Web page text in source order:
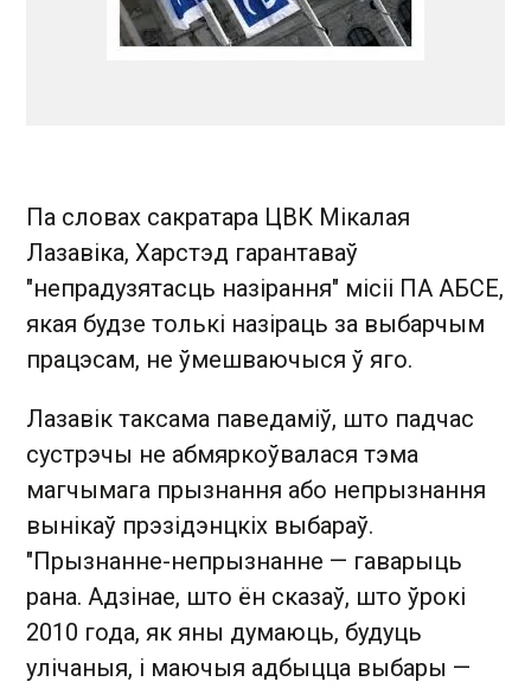
Па словах сакратара ЦВК Мікалая
Лазавіка, Харстэд гарантаваў
"непрадузятасць назірання" місіі ПА АБСЕ,
якая будзе толькі назіраць за выбарчым
працэсам, не ўмешваючыся ў яго.
Лазавік таксама паведаміў, што падчас
сустрэчы не абмяркоўвалася тэма
магчымага прызнання або непрызнання
вынікаў прэзідэнцкіх выбараў.
"Прызнанне-непрызнанне — гаварыць
рана. Адзінае, што ён сказаў, што ўрокі
2010 года, як яны думаюць, будуць
улічаныя, і маючыя адбыцца выбары —